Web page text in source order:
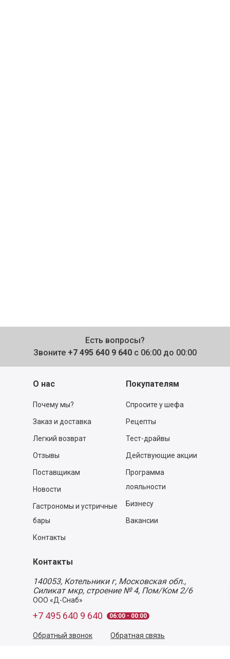
Есть вопросы?
Звоните +7 495 640 9 640 с 06:00 до 00:00
О нас
Почему мы?
Заказ и доставка
Легкий возврат
Отзывы
Поставщикам
Новости
Гастрономы и устричные
бары
Контакты
Покупателям
Спросите у шефа
Рецепты
Тест-драйвы
Действующие акции
Программа
лояльности
Бизнесу
Вакансии
Контакты
140053, Котельники г, Московская обл.,
Силикат мкр, строение № 4, Пом/Ком 2/6
ООО «Д-Снаб»
+7 495 640 9 640 06:00 - 00:00
Обратный звонок Обратная связь